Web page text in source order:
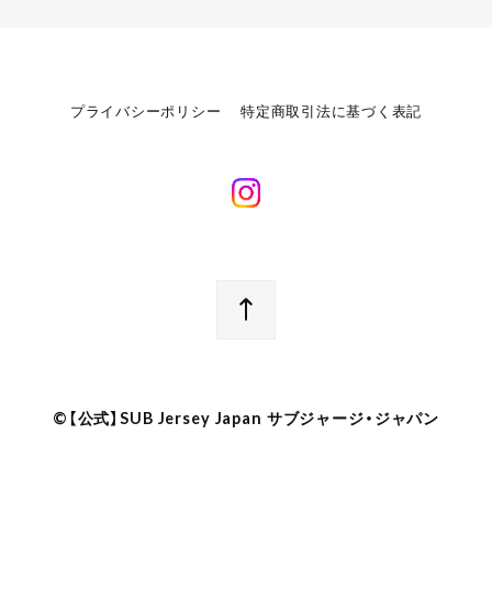
プライバシーポリシー 特定商取引法に基づく表記
©︎【公式】SUB Jersey Japan サブジャージ・ジャパン